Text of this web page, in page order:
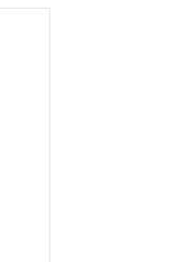
时
小，
取
高信
的
优
，是
常
。